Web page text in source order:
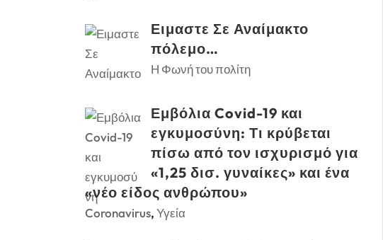
Ειμαστε Σε Αναίμακτο
πόλεμο…
Η Φωνή του πολίτη
Εμβόλια Covid-19 και
εγκυμοσύνη: Τι κρύβεται
πίσω από τον ισχυρισμό για
«1,25 δισ. γυναίκες» και ένα
«νέο είδος ανθρώπου»
Coronavirus,Υγεία